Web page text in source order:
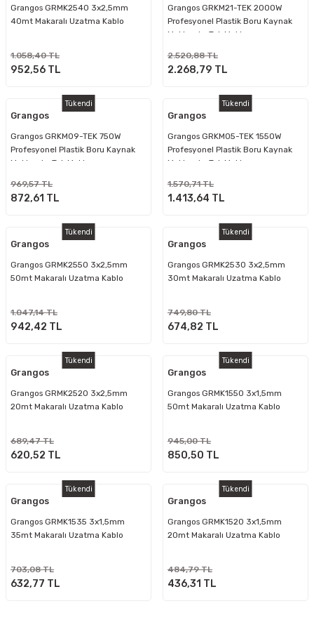
Grangos GRMK2540 3x2,5mm
40mt Makaralı Uzatma Kablo
1.058,40 TL
952,56 TL
Grangos GRKM21-TEK 2000W
Profesyonel Plastik Boru Kaynak
Makinesi - Tek Makina
2.520,88 TL
2.268,79 TL
Tükendi
Grangos
Grangos GRKM09-TEK 750W
Profesyonel Plastik Boru Kaynak
Makinesi - Tek Makina
969,57 TL
872,61 TL
Tükendi
Grangos
Grangos GRKM05-TEK 1550W
Profesyonel Plastik Boru Kaynak
Makinesi - Tek Makina
1.570,71 TL
1.413,64 TL
Tükendi
Grangos
Grangos GRMK2550 3x2,5mm
50mt Makaralı Uzatma Kablo
1.047,14 TL
942,42 TL
Tükendi
Grangos
Grangos GRMK2530 3x2,5mm
30mt Makaralı Uzatma Kablo
749,80 TL
674,82 TL
Tükendi
Grangos
Grangos GRMK2520 3x2,5mm
20mt Makaralı Uzatma Kablo
689,47 TL
620,52 TL
Tükendi
Grangos
Grangos GRMK1550 3x1,5mm
50mt Makaralı Uzatma Kablo
945,00 TL
850,50 TL
Tükendi
Grangos
Grangos GRMK1535 3x1,5mm
35mt Makaralı Uzatma Kablo
703,08 TL
632,77 TL
Tükendi
Grangos
Grangos GRMK1520 3x1,5mm
20mt Makaralı Uzatma Kablo
484,79 TL
436,31 TL